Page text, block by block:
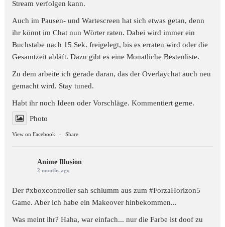
Stream verfolgen kann.
Auch im Pausen- und Wartescreen hat sich etwas getan, denn
ihr könnt im Chat nun Wörter raten. Dabei wird immer ein
Buchstabe nach 15 Sek. freigelegt, bis es erraten wird oder die
Gesamtzeit abläft. Dazu gibt es eine Monatliche Bestenliste.
Zu dem arbeite ich gerade daran, das der Overlaychat auch neu
gemacht wird. Stay tuned.
Habt ihr noch Ideen oder Vorschläge. Kommentiert gerne.
Photo
View on Facebook · Share
Anime Illusion
2 months ago
Der #xboxcontroller sah schlumm aus zum#ForzaHorizon5
Game. Aber ich habe ein Makeover hinbekommen...
Was meint ihr? Haha, war einfach... nur die Farbe ist doof zu